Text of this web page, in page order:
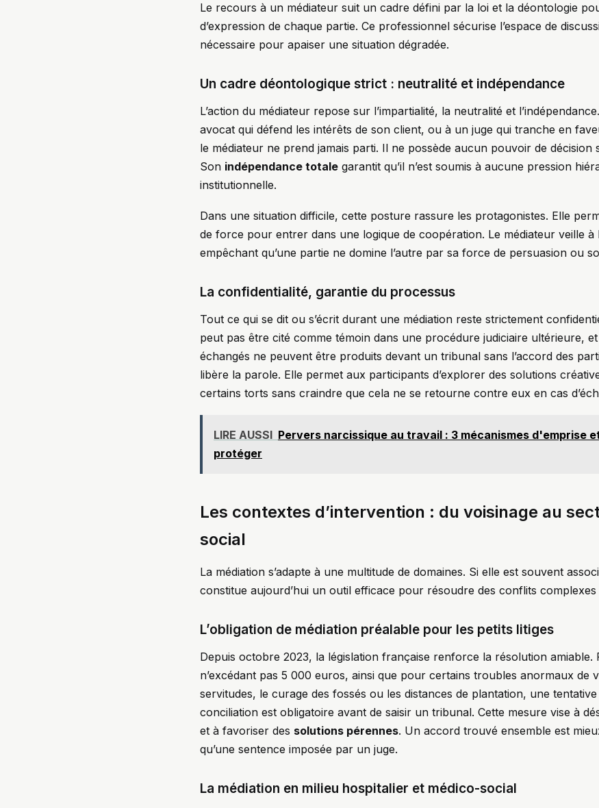
Le recours à un médiateur suit un cadre défini par la loi et la déontologie
d’expression de chaque partie. Ce professionnel sécurise l’espace de
nécessaire pour apaiser une situation dégradée.
Un cadre déontologique strict : neutralité et indépendance
L’action du médiateur repose sur l’impartialité, la neutralité et
avocat qui défend les intérêts de son client, ou à un juge qui tranche en
le médiateur ne prend jamais parti. Il ne possède aucun pouvoir de décision
Son indépendance totale garantit qu’il n’est soumis à aucune pression
institutionnelle.
Dans une situation difficile, cette posture rassure les protagonistes. Elle
de force pour entrer dans une logique de coopération. Le médiateur veille à
empêchant qu’une partie ne domine l’autre par sa force de persuasion ou
La confidentialité, garantie du processus
Tout ce qui se dit ou s’écrit durant une médiation reste strictement
peut pas être cité comme témoin dans une procédure judiciaire ultérieure,
échangés ne peuvent être produits devant un tribunal sans l’accord des
libère la parole. Elle permet aux participants d’explorer des solutions
certains torts sans craindre que cela ne se retourne contre eux en cas
LIRE AUSSI Pervers narcissique au travail : 3 mécanismes d'emprise
protéger
Les contextes d’intervention : du voisinage au
social
La médiation s’adapte à une multitude de domaines. Si elle est souvent
constitue aujourd’hui un outil efficace pour résoudre des conflits complexes
L’obligation de médiation préalable pour les petits litiges
Depuis octobre 2023, la législation française renforce la résolution amiable.
n’excédant pas 5 000 euros, ainsi que pour certains troubles anormaux de
servitudes, le curage des fossés ou les distances de plantation, une
conciliation est obligatoire avant de saisir un tribunal. Cette mesure vise à
et à favoriser des solutions pérennes. Un accord trouvé ensemble est
qu’une sentence imposée par un juge.
La médiation en milieu hospitalier et médico-social